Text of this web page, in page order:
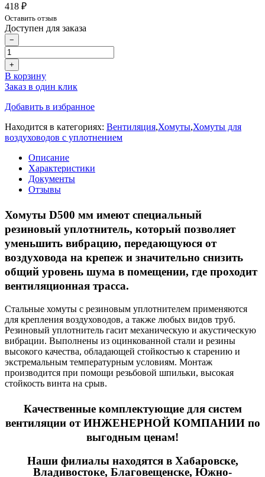
418 ₽
Оставить отзыв
Доступен для заказа
−
+
В корзину
Заказ в один клик
Добавить в избранное
Находится в категориях: Вентиляция,Хомуты,Хомуты для
воздуховодов с уплотнением
Описание
Характеристики
Документы
Отзывы
Хомуты D500 мм имеют специальный
резиновый уплотнитель, который позволяет
уменьшить вибрацию, передающуюся от
воздуховода на крепеж и значительно снизить
общий уровень шума в помещении, где проходит
вентиляционная трасса.
Стальные хомуты с резиновым уплотнителем применяются
для крепления воздуховодов, а также любых видов труб.
Резиновый уплотнитель гасит механическую и акустическую
вибрации. Выполнены из оцинкованной стали и резины
высокого качества, обладающей стойкостью к старению и
экстремальным температурным условиям. Монтаж
производится при помощи резьбовой шпильки, высокая
стойкость винта на срыв.
Качественные комплектующие для систем
вентиляции от ИНЖЕНЕРНОЙ КОМПАНИИ по
выгодным ценам!
Наши филиалы находятся в Хабаровске,
Владивостоке, Благовещенске, Южно-